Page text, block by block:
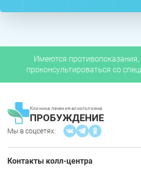
Имеются
проконсультироваться со
Клиника лечения алкоголизма
ПРОБУЖДЕНИЕ
Мы в соцсетях:
Контакты колл-центра